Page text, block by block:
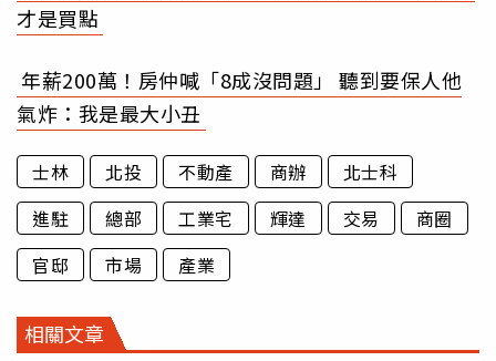
才是買點
年薪200萬！房仲喊「8成沒問題」 聽到要保人他
氣炸：我是最大小丑
士林 北投 不動產 商辦
北士科
進駐
總部 工業宅 輝達 交易
商圈
官邸
市場 產業
相關文章